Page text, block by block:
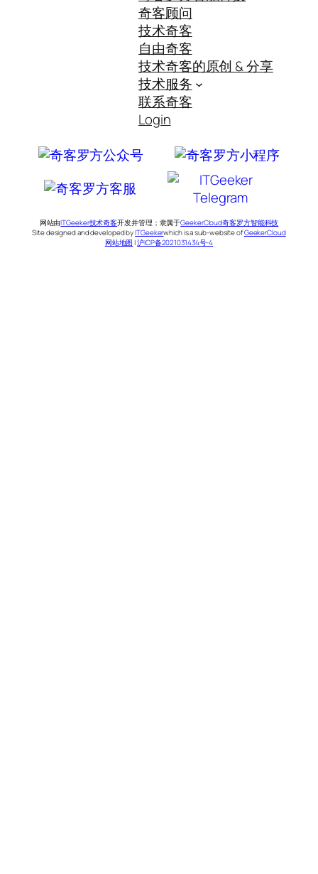
奇客顾问
技术奇客
自由奇客
技术奇客的原创 & 分享
技术服务
联系奇客
Login
网站由ITGeeker技术奇客开发并管理；隶属于GeekerCloud奇客罗方智能科技
Site designed and developed byITGeekerwhich is a sub-website ofGeekerCloud
网站地图 |沪ICP备2021031434号-4